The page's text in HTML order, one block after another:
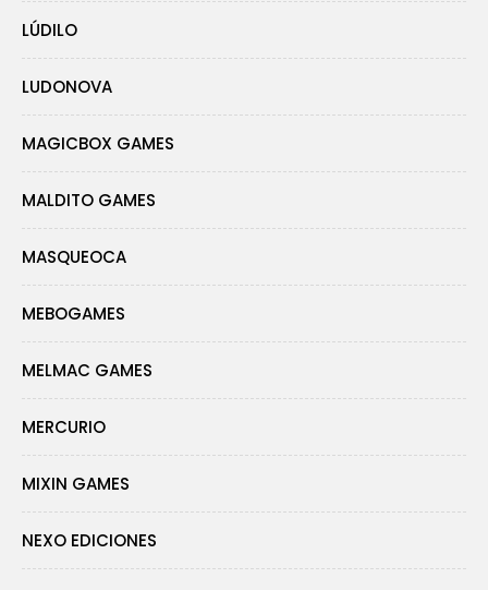
LÚDILO
LUDONOVA
MAGICBOX GAMES
MALDITO GAMES
MASQUEOCA
MEBOGAMES
MELMAC GAMES
MERCURIO
MIXIN GAMES
NEXO EDICIONES